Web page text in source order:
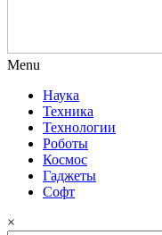
Menu
Наука
Техника
Технологии
Роботы
Космос
Гаджеты
Софт
×